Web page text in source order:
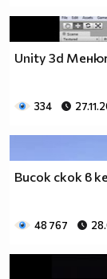
Unity 3d
334
Висок скок в
48 767